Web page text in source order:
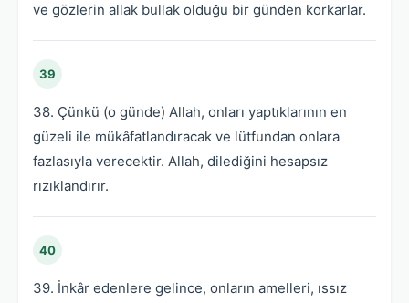
ve gözlerin allak bullak olduğu bir günden korkarlar.
39
38. Çünkü (o günde) Allah, onları yaptıklarının en
güzeli ile mükâfatlandıracak ve lütfundan onlara
fazlasıyla verecektir. Allah, dilediğini hesapsız
rızıklandırır.
40
39. İnkâr edenlere gelince, onların amelleri, ıssız